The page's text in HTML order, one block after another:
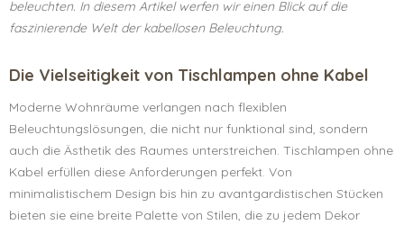
beleuchten. In diesem Artikel werfen wir einen Blick auf die
faszinierende Welt der kabellosen Beleuchtung.
Die Vielseitigkeit von Tischlampen ohne Kabel
Moderne Wohnräume verlangen nach flexiblen
Beleuchtungslösungen, die nicht nur funktional sind, sondern
auch die Ästhetik des Raumes unterstreichen. Tischlampen ohne
Kabel erfüllen diese Anforderungen perfekt. Von
minimalistischem Design bis hin zu avantgardistischen Stücken
bieten sie eine breite Palette von Stilen, die zu jedem Dekor